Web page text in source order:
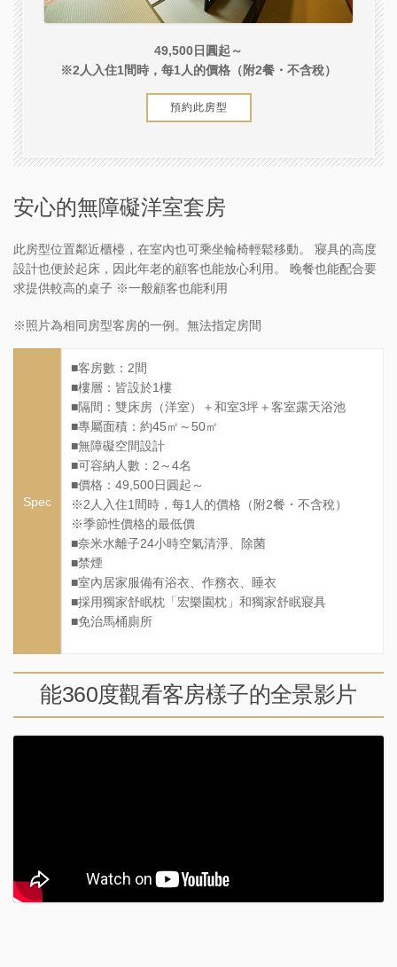
49,500日圓起～
※2人入住1間時，每1人的價格（附2餐・不含稅）
預約此房型
安心的無障礙洋室套房
此房型位置鄰近櫃檯，在室內也可乘坐輪椅輕鬆移動。 寢具的高度
設計也便於起床，因此年老的顧客也能放心利用。 晚餐也能配合要
求提供較高的桌子 ※一般顧客也能利用
※照片為相同房型客房的一例。無法指定房間
Spec
■客房數：2間
■樓層：皆設於1樓
■隔間：雙床房（洋室）＋和室3坪＋客室露天浴池
■專屬面積：約45㎡～50㎡
■無障礙空間設計
■可容納人數：2～4名
■價格：49,500日圓起～
※2人入住1間時，每1人的價格（附2餐・不含稅）
※季節性價格的最低價
■奈米水離子24小時空氣清淨、除菌
■禁煙
■室內居家服備有浴衣、作務衣、睡衣
■採用獨家舒眠枕「宏樂園枕」和獨家舒眠寢具
■免治馬桶廁所
能360度觀看客房樣子的全景影片